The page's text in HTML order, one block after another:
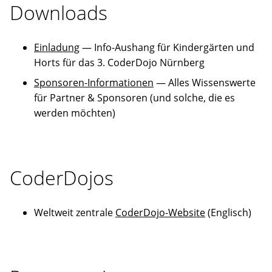
Erfahrene
Mentoren
um
gemeinsam
Ideen
arbeiten
oder
werden
zu
lassen.
Downloads
Einladung— Info-Aushang für Kindergärten und
Horts für das 3. CoderDojo Nürnberg
Sponsoren-Informationen — Alles Wissenswerte
für Partner & Sponsoren (und solche, die es
werden möchten)
CoderDojos
Weltweit zentrale CoderDojo-Website(Englisch)